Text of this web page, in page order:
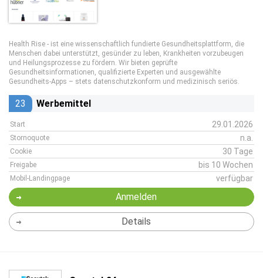
Health Rise - ist eine wissenschaftlich fundierte Gesundheitsplattform, die
Menschen dabei unterstützt, gesünder zu leben, Krankheiten vorzubeugen
und Heilungsprozesse zu fördern. Wir bieten geprüfte
Gesundheitsinformationen, qualifizierte Experten und ausgewählte
Gesundheits-Apps – stets datenschutzkonform und medizinisch seriös.
23 Werbemittel
Start 29.01.2026
Stornoquote n.a.
Cookie 30 Tage
Freigabe bis 10 Wochen
Mobil-Landingpage verfügbar
Anmelden
Details